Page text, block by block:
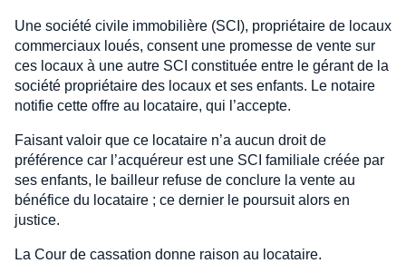
Une société civile immobilière (SCI), propriétaire de locaux
commerciaux loués, consent une promesse de vente sur
ces locaux à une autre SCI constituée entre le gérant de la
société propriétaire des locaux et ses enfants. Le notaire
notifie cette offre au locataire, qui l’accepte.
Faisant valoir que ce locataire n’a aucun droit de
préférence car l’acquéreur est une SCI familiale créée par
ses enfants, le bailleur refuse de conclure la vente au
bénéfice du locataire ; ce dernier le poursuit alors en
justice.
La Cour de cassation donne raison au locataire.